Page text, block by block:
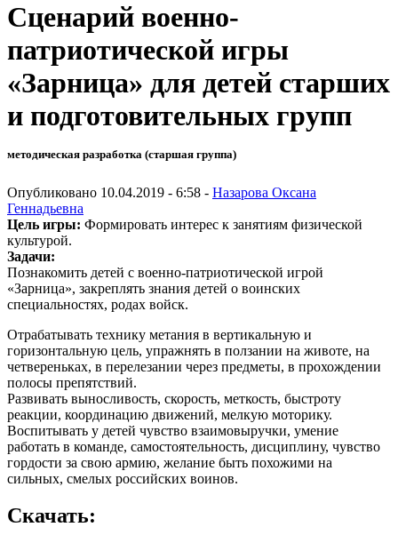
Сценарий военно-
патриотической игры
«Зарница» для детей старших
и подготовительных групп
методическая разработка (старшая группа)
Опубликовано 10.04.2019 - 6:58 - Назарова Оксана
Геннадьевна
Цель игры: Формировать интерес к занятиям физической
культурой.
Задачи:
Познакомить детей с военно-патриотической игрой
«Зарница», закреплять знания детей о воинских
специальностях, родах войск.
Отрабатывать технику метания в вертикальную и
горизонтальную цель, упражнять в ползании на животе, на
четвереньках, в перелезании через предметы, в прохождении
полосы препятствий.
Развивать выносливость, скорость, меткость, быстроту
реакции, координацию движений, мелкую моторику.
Воспитывать у детей чувство взаимовыручки, умение
работать в команде, самостоятельность, дисциплину, чувство
гордости за свою армию, желание быть похожими на
сильных, смелых российских воинов.
Скачать: